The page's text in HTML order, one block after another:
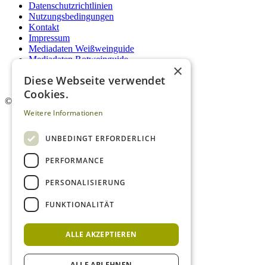
Datenschutzrichtlinien
Nutzungsbedingungen
Kontakt
Impressum
Mediadaten Weißweinguide
Mediadaten Rotweinguide
Newsletter
© 2026. Alle Rechte vorbehalten.
×
Diese Webseite verwendet
Cookies.
Weitere Informationen
UNBEDINGT ERFORDERLICH
PERFORMANCE
PERSONALISIERUNG
FUNKTIONALITÄT
ALLE AKZEPTIEREN